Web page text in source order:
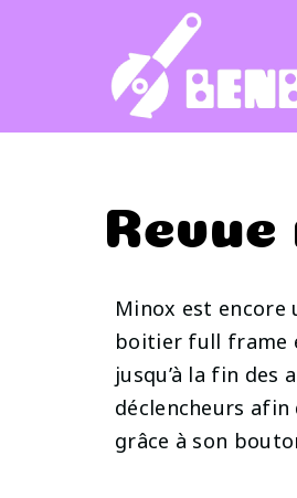
Revue
Minox est encore
boitier full frame
jusqu’à la fin des
déclencheurs afin
grâce à son